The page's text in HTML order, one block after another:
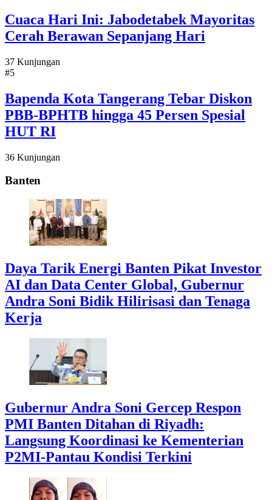
Cuaca Hari Ini: Jabodetabek Mayoritas
Cerah Berawan Sepanjang Hari
37 Kunjungan
#5
Bapenda Kota Tangerang Tebar Diskon
PBB-BPHTB hingga 45 Persen Spesial
HUT RI
36 Kunjungan
Banten
Daya Tarik Energi Banten Pikat Investor
AI dan Data Center Global, Gubernur
Andra Soni Bidik Hilirisasi dan Tenaga
Kerja
Gubernur Andra Soni Gercep Respon
PMI Banten Ditahan di Riyadh:
Langsung Koordinasi ke Kementerian
P2MI-Pantau Kondisi Terkini